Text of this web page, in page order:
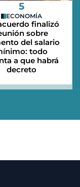
5
ECONOMÍA
finalizó
sobre
del salario
todo
a que habrá
decreto